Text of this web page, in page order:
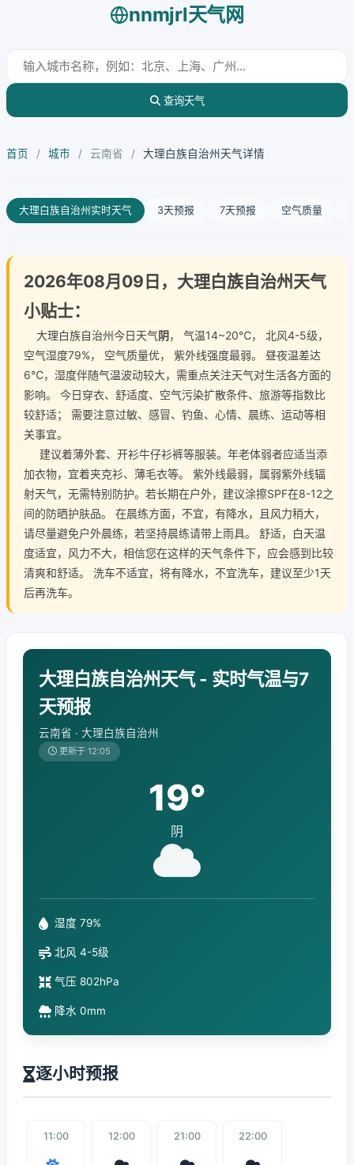
nnmjrl天气网
查询天气
首页 / 城市 / 云南省 / 大理白族自治州天气详情
大理白族自治州实时天气 3天预报 7天预报 空气质量
2026年08月09日，大理白族自治州天气
小贴士：
大理白族自治州今日天气阴， 气温14~20℃， 北风4-5级，
空气湿度79%， 空气质量优， 紫外线强度最弱。 昼夜温差达
6℃，湿度伴随气温波动较大，需重点关注天气对生活各方面的
影响。 今日穿衣、舒适度、空气污染扩散条件、旅游等指数比
较舒适； 需要注意过敏、感冒、钓鱼、心情、晨练、运动等相
关事宜。
建议着薄外套、开衫牛仔衫裤等服装。年老体弱者应适当添
加衣物，宜着夹克衫、薄毛衣等。 紫外线最弱，属弱紫外线辐
射天气，无需特别防护。若长期在户外，建议涂擦SPF在8-12之
间的防晒护肤品。 在晨练方面，不宜，有降水，且风力稍大，
请尽量避免户外晨练，若坚持晨练请带上雨具。 舒适，白天温
度适宜，风力不大，相信您在这样的天气条件下，应会感到比较
清爽和舒适。 洗车不适宜，将有降水，不宜洗车，建议至少1天
后再洗车。
大理白族自治州天气 - 实时气温与7
天预报
云南省 · 大理白族自治州
更新于 12:05
19°
阴
湿度 79%
北风 4-5级
气压 802hPa
降水 0mm
逐小时预报
11:00 12:00 21:00 22:00